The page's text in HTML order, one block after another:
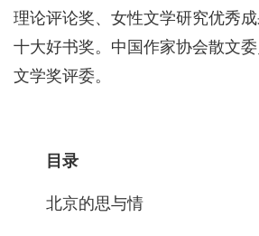
理论评论奖、女性文学研究优秀
十大好书奖。中国作家协会散文
文学奖评委。
目录
北京的思与情